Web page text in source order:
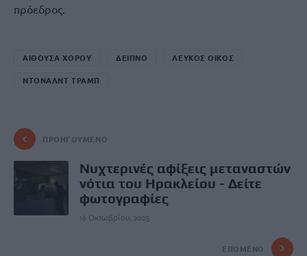
πρόεδρος.
ΑΙΘΟΥΣΑ ΧΟΡΟΥ ΔΕΙΠΝΟ ΛΕΥΚΟΣ ΟΙΚΟΣ
ΝΤΟΝΑΛΝΤ ΤΡΑΜΠ
ΠΡΟΗΓΟΎΜΕΝΟ
Νυχτερινές αφίξεις μεταναστών
νότια του Ηρακλείου - Δείτε
φωτογραφίες
16 Οκτωβρίου, 2025
ΕΠΌΜΕΝΟ